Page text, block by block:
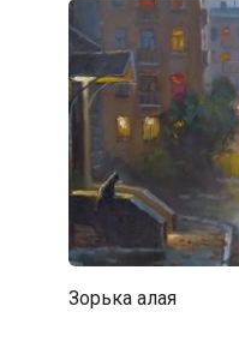
Зорька алая